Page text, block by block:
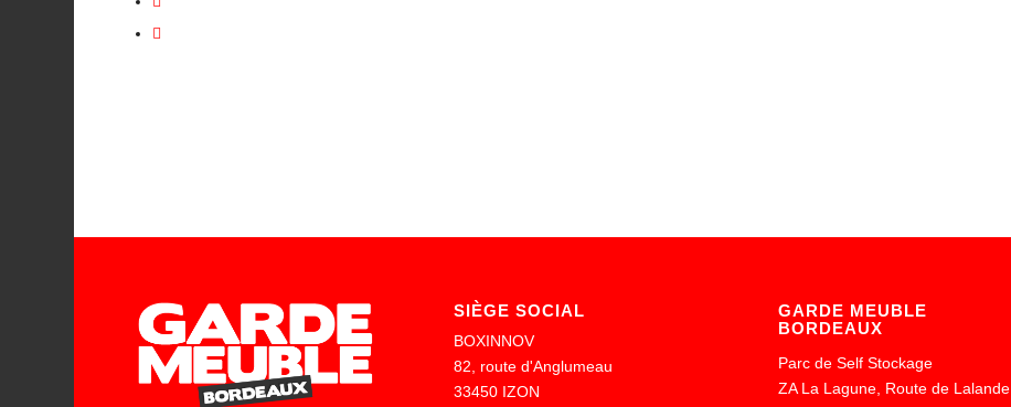
SIÈGE SOCIAL
BOXINNOV
82, route d'Anglumeau
33450 IZON
GARDE MEUBLE
BORDEAUX
Parc de Self Stockage
ZA La Lagune, Route de Lalande